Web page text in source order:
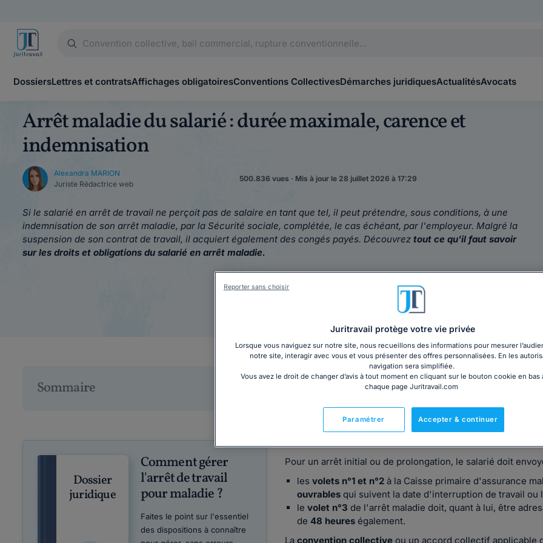
DossiersLettres et contratsAffichages obligatoiresConventions CollectivesDémarches juridiquesActualitésAvocats
Arrêt maladie du salarié : durée maximale, carence et
indemnisation
Alexandra MARION
Juriste Rédactrice web
500.836 vues · Mis à jour le 28 juillet 2026 à 17:29
Si le salarié en arrêt de travail ne perçoit pas de salaire en tant que tel, il peut prétendre, sous conditions, à une
indemnisation de son arrêt maladie, par la Sécurité sociale, complétée, le cas échéant, par l'employeur. Malgré la
suspension de son contrat de travail, il acquiert également des congés payés. Découvrez tout ce qu'il faut savoir
sur les droits et obligations du salarié en arrêt maladie.
Téléchargez le dossier complet sur la gestion des arrêts
Sommaire
Dossier
juridique
Comment gérer
l'arrêt de travail
pour maladie ?
Faites le point sur l'essentiel
des dispositions à connaître
Quelles démarches suivre en cas
arrêt de travail (volets n°1, 2 et 3), où et
Pour un arrêt initial ou de prolongation, le salarié doit
lesvolets n°1 et n°2 à la Caisse primaire d'assurance
ouvrables qui suivent la date d'interruption de travail ou
le volet n°3 de l'arrêt maladie doit, quant à lui, être
de 48 heures également.
Laconvention collective ou un accord collectif applicable
Juritravail protège votre vie privée
Lorsque vous naviguez sur notre site, nous recueillons des informations pour mesurer
notre site, interagir avec vous et vous présenter des offres personnalisées. En les
navigation sera simplifiée.
Vous avez le droit de changer d’avis à tout moment en cliquant sur le bouton cookie en bas
chaque page Juritravail.com
Accepter & continuer
Paramétrer
Reporter sans choisir